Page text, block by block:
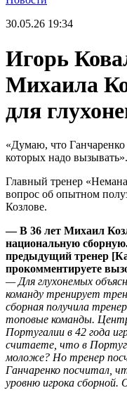
30.05.26 19:34
Игорь
Михаила
для
«Думаю, что Ганчаренко
которых надо вызывать».
Главный тренер
вопрос об опытном
Козлове.
— В 36 лет Михаил
национальную
предыдущий тренер
прокомментируете
— Для глухонемых
команду тренирует
сборная получила
топовые команды.
Португалии в 42 года
считаете, что в
моложе? Но тренер
Ганчаренко посчитал,
уровню игрока